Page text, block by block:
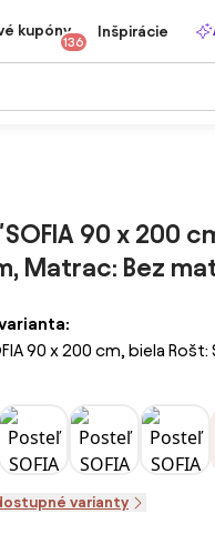
kupóny
136
Inšpirácie
90 x 200
Matrac: Bez
90 x 200 cm, biela
varianty